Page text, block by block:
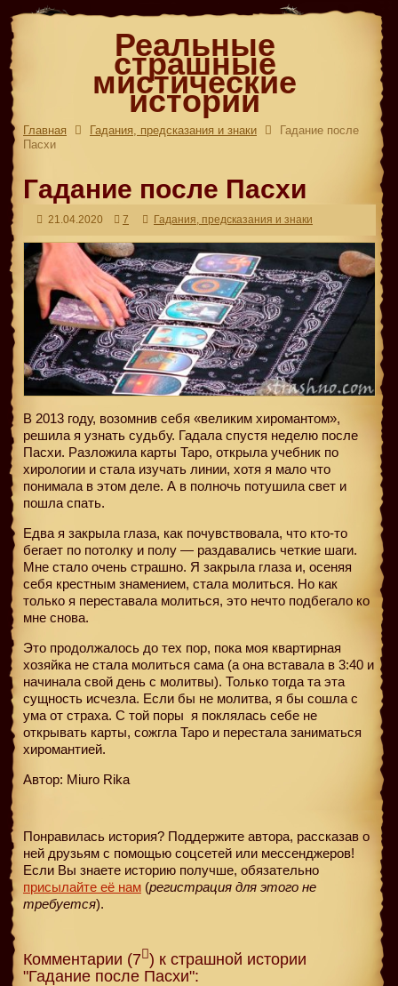
Реальные
страшные
мистические
истории
Главная Гадания, предсказания и знаки
Гадание после
Пасхи
Гадание после Пасхи
21.04.2020 7 Гадания, предсказания и знаки
В 2013 году, возомнив себя «великим хиромантом»,
решила я узнать судьбу. Гадала спустя неделю после
Пасхи. Разложила карты Таро, открыла учебник по
хирологии и стала изучать линии, хотя я мало что
понимала в этом деле. А в полночь потушила свет и
пошла спать.
Едва я закрыла глаза, как почувствовала, что кто-то
бегает по потолку и полу — раздавались четкие шаги.
Мне стало очень страшно. Я закрыла глаза и, осеняя
себя крестным знамением, стала молиться. Но как
только я переставала молиться, это нечто подбегало ко
мне снова.
Это продолжалось до тех пор, пока моя квартирная
хозяйка не стала молиться сама (а она вставала в 3:40 и
начинала свой день с молитвы). Только тогда та эта
сущность исчезла. Если бы не молитва, я бы сошла с
ума от страха. С той поры я поклялась себе не
открывать карты, сожгла Таро и перестала заниматься
хиромантией.
Автор: Miuro Rika
Понравилась история? Поддержите автора, рассказав о
ней друзьям с помощью соцсетей или мессенджеров!
Если Вы знаете историю получше, обязательно
присылайте её нам (регистрация для этого не
требуется).
Комментарии (7 ) к страшной истории
"Гадание после Пасхи":